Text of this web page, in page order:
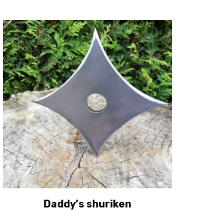
Daddy’s shuriken